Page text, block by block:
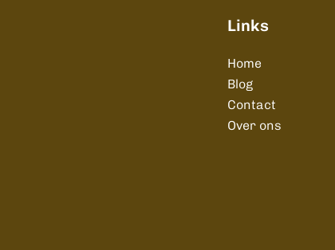
Links
Home
Blog
Contact
Over ons